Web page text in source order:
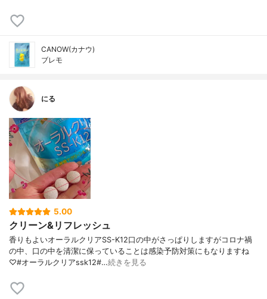
CANOW(カナウ)
ブレモ
にる
5.00
クリーン&リフレッシュ
香りもよいオーラルクリアSS-K12口の中がさっぱりしますがコロナ禍
の中、口の中を清潔に保っていることは感染予防対策にもなりますね
♡#オーラルクリアssk12#…続きを見る